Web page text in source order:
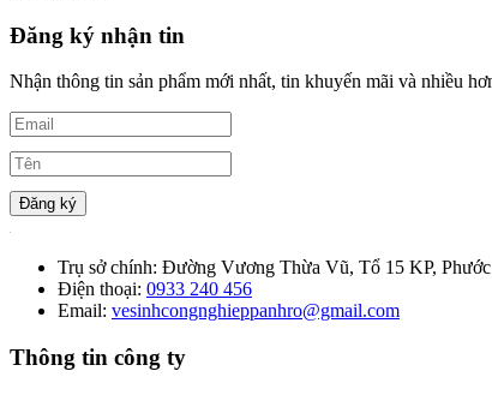
Đăng ký nhận tin
Nhận thông tin sản phẩm mới nhất, tin khuyến mãi và nhiều
Đăng ký
Trụ sở chính: Đường Vương Thừa Vũ, Tổ 15 KP,
Điện thoại: 0933 240 456
Email: vesinhcongnghieppanhro@gmail.com
Thông tin công ty